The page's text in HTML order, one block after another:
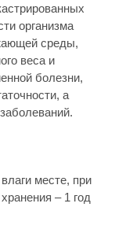
организма
среды,
веса и
болезни,
а
месте, при
– 1 год